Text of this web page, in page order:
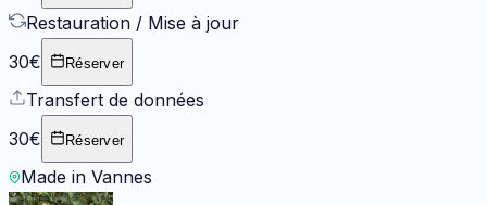
Restauration / Mise à jour
30€
Réserver
Transfert de données
30€
Réserver
Made in Vannes